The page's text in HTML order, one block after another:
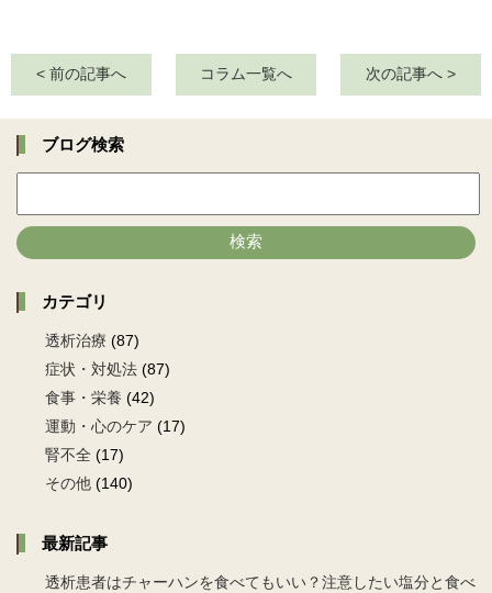
< 前の記事へ コラム一覧へ 次の記事へ >
ブログ検索
検索
カテゴリ
透析治療 (87)
症状・対処法 (87)
食事・栄養 (42)
運動・心のケア (17)
腎不全 (17)
その他 (140)
最新記事
透析患者はチャーハンを食べてもいい？注意したい塩分と食べ